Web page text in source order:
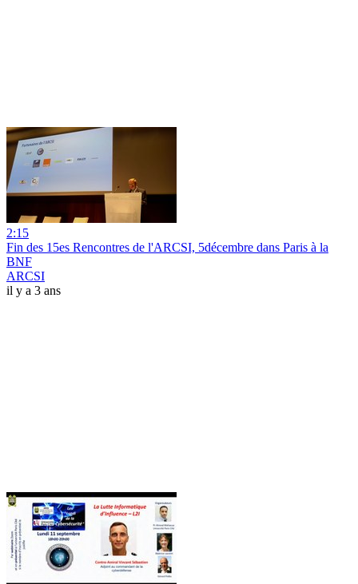
2:15
Fin des 15es Rencontres de l'ARCSI, 5décembre dans Paris à la
BNF
ARCSI
il y a 3 ans